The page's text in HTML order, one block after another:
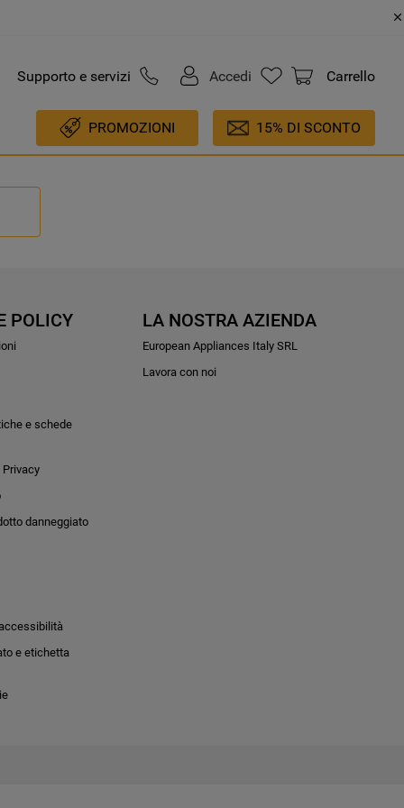
Supporto e servizi Accedi Carrello
PROMOZIONI 15% DI SCONTO
POLICY
e schede
danneggiato
e etichetta
LA NOSTRA AZIENDA
European Appliances Italy SRL
Lavora con noi